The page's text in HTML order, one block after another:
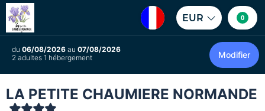
EUR 0
du 06/08/2026 au 07/08/2026
2 adultes 1 hébergement
Modifier
LA PETITE CHAUMIERE NORMANDE